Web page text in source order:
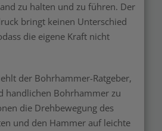
zu halten und zu führen. Der
bringt keinen Unterschied
die eigene Kraft nicht
der Bohrhammer-Ratgeber,
handlichen Bohrhammer zu
die Drehbewegung des
und den Hammer auf leichte